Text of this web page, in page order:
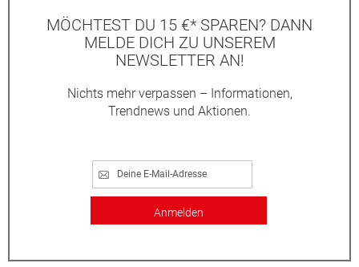
MÖCHTEST DU 15 €* SPAREN? DANN
MELDE DICH ZU UNSEREM
NEWSLETTER AN!
Nichts mehr verpassen – Informationen,
Trendnews und Aktionen.
Anmelden